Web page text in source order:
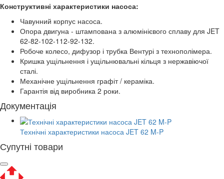
Конструктивні характеристики насоса:
Чавунний корпус насоса.
Опора двигуна - штампована з алюмінієвого сплаву для JET
62-82-102-112-92-132.
Робоче колесо, дифузор і трубка Вентурі з технополімера.
Кришка ущільнення і ущільнювальні кільця з нержавіючої
сталі.
Механічне ущільнення графіт / кераміка.
Гарантія від виробника 2 роки.
Документація
Технічні характеристики насоса JET 62 M-P
Супутні товари